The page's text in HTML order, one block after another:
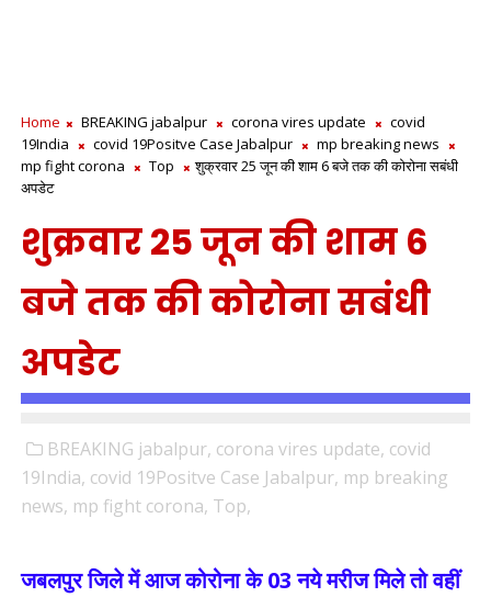
Home BREAKING jabalpur corona vires update
covid
19India
covid 19Positve Case Jabalpur
mp breaking news
mp fight corona
Top
शुक्रवार 25 जून की शाम 6 बजे तक की कोरोना सबंधी
अपडेट
शुक्रवार 25 जून की शाम 6
बजे तक की कोरोना सबंधी
अपडेट
BREAKING jabalpur, corona vires update, covid
19India, covid 19Positve Case Jabalpur, mp breaking
news, mp fight corona, Top,
जबलपुर जिले में आज कोरोना के 03 नये मरीज मिले तो वहीं